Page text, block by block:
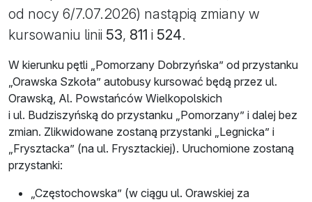
od nocy 6/7.07.2026) nastąpią zmiany w
kursowaniu linii 53, 811 i 524.
W kierunku pętli „Pomorzany Dobrzyńska” od przystanku
„Orawska Szkoła” autobusy kursować będą przez ul.
Orawską, Al. Powstańców Wielkopolskich
i ul. Budziszyńską do przystanku „Pomorzany” i dalej bez
zmian. Zlikwidowane zostaną przystanki „Legnicka” i
„Frysztacka” (na ul. Frysztackiej). Uruchomione zostaną
przystanki:
„Częstochowska” (w ciągu ul. Orawskiej za